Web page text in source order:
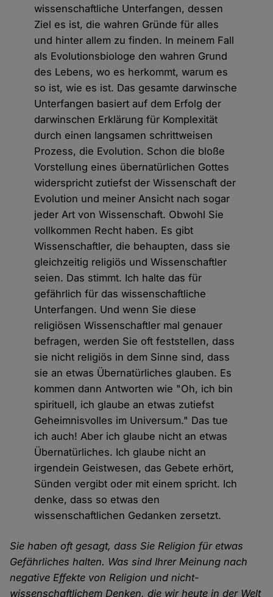
wissenschaftliche Unterfangen, dessen
Ziel es ist, die wahren Gründe für alles
und hinter allem zu finden. In meinem Fall
als Evolutionsbiologe den wahren Grund
des Lebens, wo es herkommt, warum es
so ist, wie es ist. Das gesamte darwinsche
Unterfangen basiert auf dem Erfolg der
darwinschen Erklärung für Komplexität
durch einen langsamen schrittweisen
Prozess, die Evolution. Schon die bloße
Vorstellung eines übernatürlichen Gottes
widerspricht zutiefst der Wissenschaft der
Evolution und meiner Ansicht nach sogar
jeder Art von Wissenschaft. Obwohl Sie
vollkommen Recht haben. Es gibt
Wissenschaftler, die behaupten, dass sie
gleichzeitig religiös und Wissenschaftler
seien. Das stimmt. Ich halte das für
gefährlich für das wissenschaftliche
Unterfangen. Und wenn Sie diese
religiösen Wissenschaftler mal genauer
befragen, werden Sie oft feststellen, dass
sie nicht religiös in dem Sinne sind, dass
sie an etwas Übernatürliches glauben. Es
kommen dann Antworten wie "Oh, ich bin
spirituell, ich glaube an etwas zutiefst
Geheimnisvolles im Universum." Das tue
ich auch! Aber ich glaube nicht an etwas
Übernatürliches. Ich glaube nicht an
irgendein Geistwesen, das Gebete erhört,
Sünden vergibt oder mit einem spricht. Ich
denke, dass so etwas den
wissenschaftlichen Gedanken zersetzt.
Sie haben oft gesagt, dass Sie Religion für etwas
Gefährliches halten. Was sind Ihrer Meinung nach
negative Effekte von Religion und nicht-
wissenschaftlichem Denken, die wir heute in der Welt